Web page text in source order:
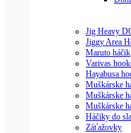
Jig Heavy
Jiggy Area
Maruto háčik
Varivas
Hayabusa
Muškárske
Muškárske
Muškárske
Háčiky do
Záťažovky